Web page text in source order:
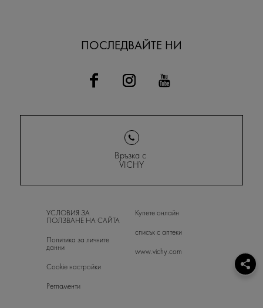
ПОСЛЕДВАЙТЕ НИ
Връзка с
VICHY
УСЛОВИЯ ЗА
ПОЛЗВАНЕ НА САЙТА
Политика за личните
данни
Cookie настройки
Регламенти
Купете онлайн
списък с аптеки
www.vichy.com